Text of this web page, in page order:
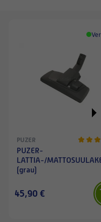
PUZER
PUZER-
LATTIA-/
(grau)
45,90 €